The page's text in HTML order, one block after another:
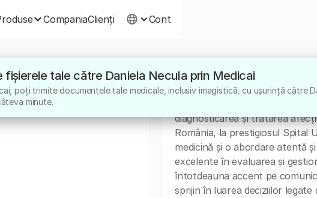
CompaniaClienți Cont
Despre
Dr. Daniela Necula este un
diagnosticarea și tratarea
România, la prestigiosul Spital
medicină și o abordare atentă
excelente în evaluarea și
întotdeauna accent pe
sprijin în luarea deciziilor
fișierele tale către Daniela Necula prin Medicai
poți trimite documentele tale medicale, inclusiv imagistică, cu ușurință către
minute.